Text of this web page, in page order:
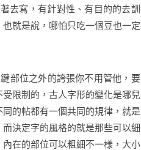
去寫，有針對性、有目的的去訓
就是說，哪怕只吃一個豆也一定
部位之外的誇張你不用管他，要
限制的，古人字形的變化是哪兒
的帖都有一個共同的規律，就是
決定字的風格的就是那些可以細
在的部位可以粗細不一樣，大小